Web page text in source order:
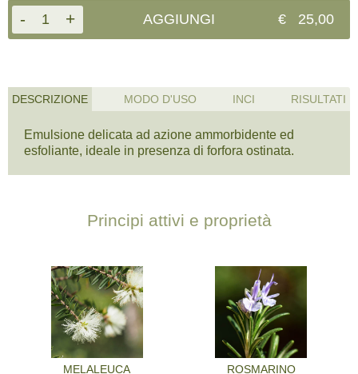
- 1 + AGGIUNGI € 25,00
DESCRIZIONE MODO D'USO INCI RISULTATI
Emulsione delicata ad azione ammorbidente ed
esfoliante, ideale in presenza di forfora ostinata.
Principi attivi e proprietà
MELALEUCA ROSMARINO